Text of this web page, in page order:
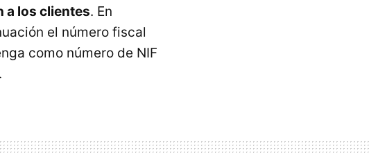
a los clientes. En
el número fiscal
como número de NIF